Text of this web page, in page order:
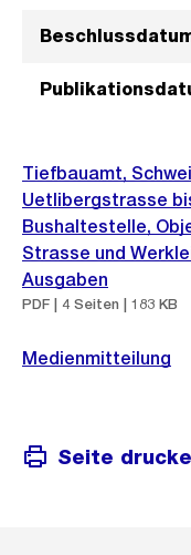
Tiefbauamt,
Uetlibergstrasse
Bushaltestelle,
Strasse und
Ausgaben
PDF | 4 Seiten | 183 KB
Medienmitteilung
Seite